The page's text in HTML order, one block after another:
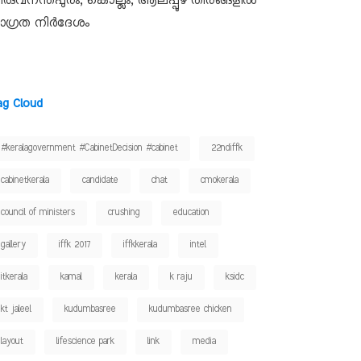
നിർദേശം
Cloud
#keralagovernment #CabinetDecision #cabinet 22ndiffk
cabinetkerala candidate chat cmokerala
council of ministers crushing education
gallery iffk 2017 iffkkerala intel
itkerala kamal kerala k raju ksidc
kt jaleel kudumbasree kudumbasree chicken
layout lifescience park link media